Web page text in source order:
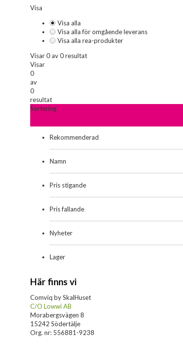
Visa
Visa alla
Visa alla för omgående leverans
Visa alla rea-produkter
Visar 0 av 0 resultat
Visar
0
av
0
resultat
Sortering
Rekommenderad
Namn
Pris stigande
Pris fallande
Nyheter
Lager
Här finns vi
Comviq by SkalHuset
C/O Lowwi AB
Morabergsvägen 8
15242 Södertälje
Org. nr: 556881-9238